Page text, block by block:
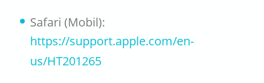
Safari (Mobil):
https://support.apple.com/en-
us/HT201265